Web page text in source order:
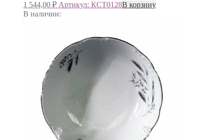
1 544,00 ₽ Артикул: КСТ0128В корзину
В наличии: